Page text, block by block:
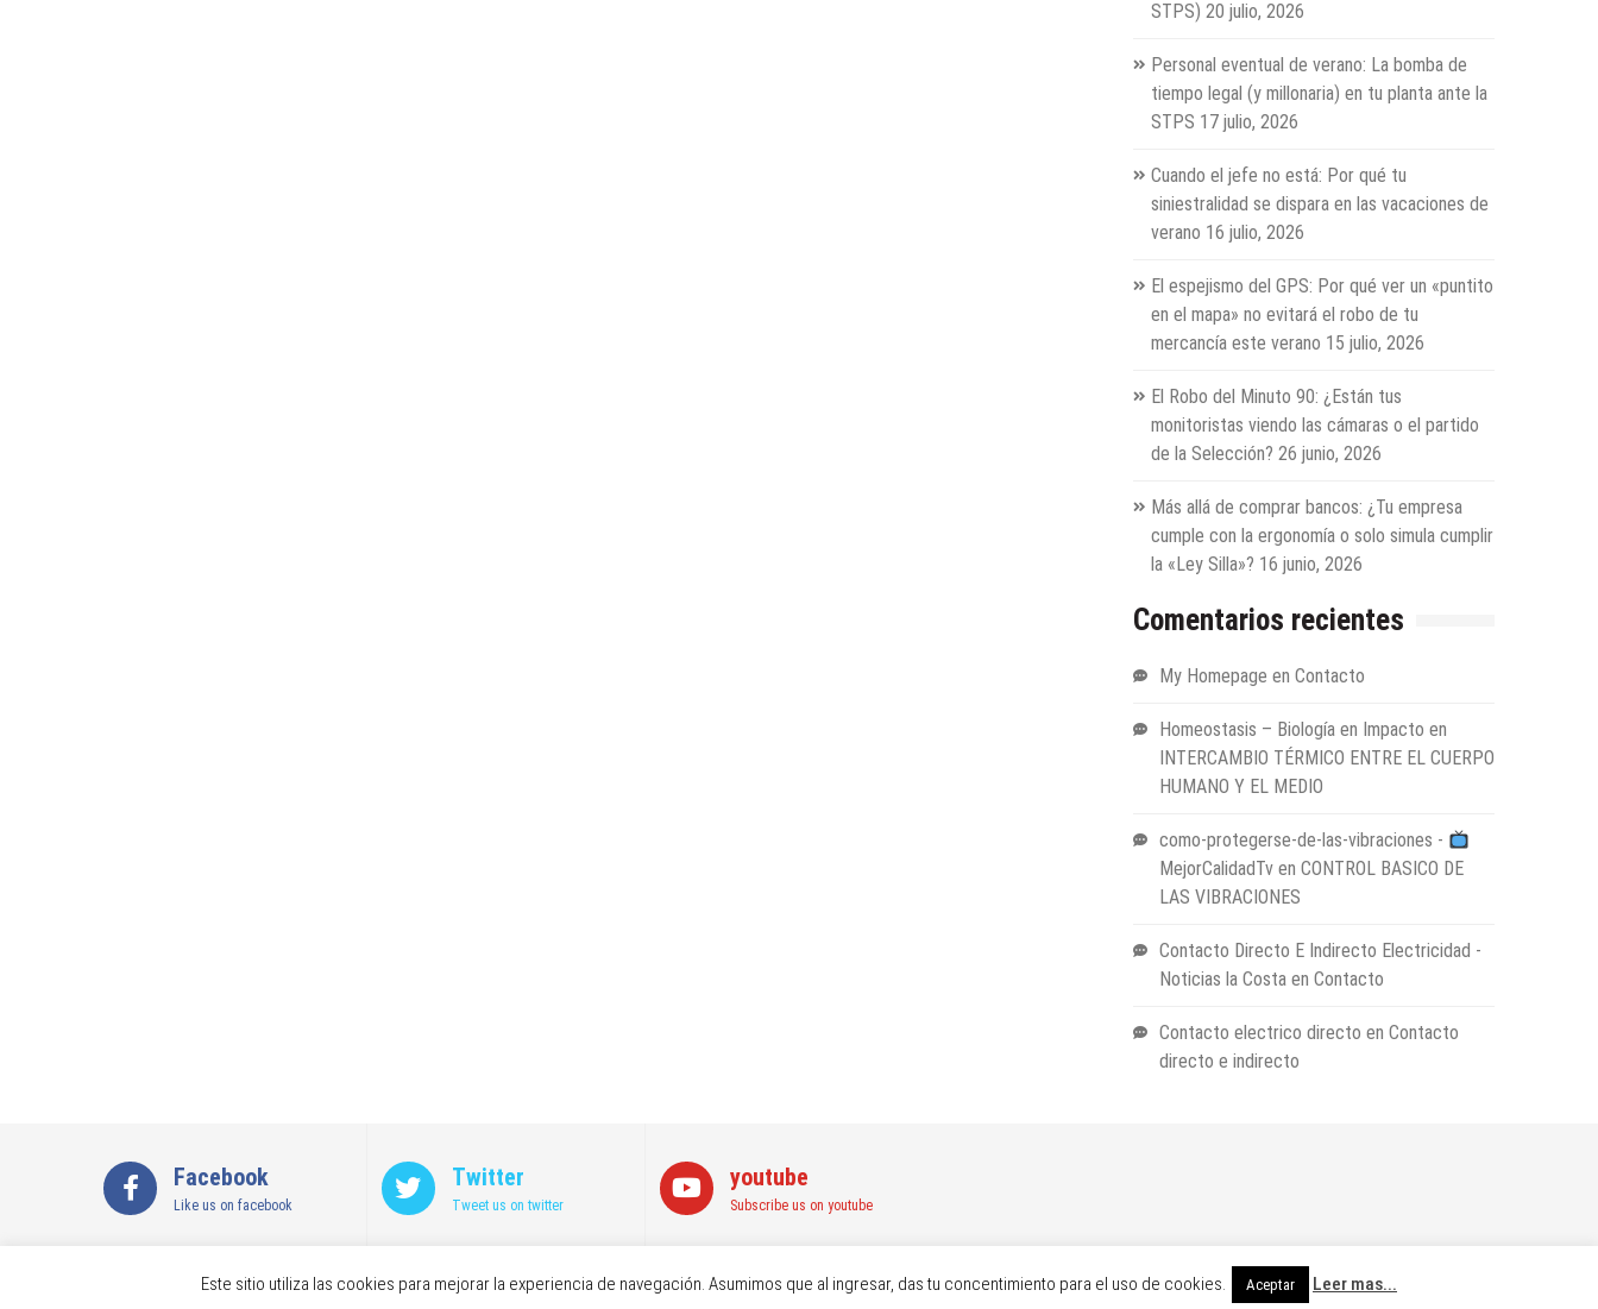
STPS) 20 julio, 2026
Personal eventual de verano: La bomba de
tiempo legal (y millonaria) en tu planta ante la
STPS 17 julio, 2026
Cuando el jefe no está: Por qué tu
siniestralidad se dispara en las vacaciones de
verano 16 julio, 2026
El espejismo del GPS: Por qué ver un «puntito
en el mapa» no evitará el robo de tu
mercancía este verano 15 julio, 2026
El Robo del Minuto 90: ¿Están tus
monitoristas viendo las cámaras o el partido
de la Selección? 26 junio, 2026
Más allá de comprar bancos: ¿Tu empresa
cumple con la ergonomía o solo simula cumplir
la «Ley Silla»? 16 junio, 2026
Comentarios recientes
My Homepage en Contacto
Homeostasis – Biología en Impacto en
INTERCAMBIO TÉRMICO ENTRE EL CUERPO
HUMANO Y EL MEDIO
como-protegerse-de-las-vibraciones -
MejorCalidadTven CONTROL BASICO DE
LAS VIBRACIONES
Contacto Directo E Indirecto Electricidad -
Noticias la Costaen Contacto
Contacto electrico directo en Contacto
directo e indirecto
Facebook
Like us on facebook
Twitter
Tweet us on twitter
youtube
Subscribe us on youtube
Copyright © 2026 SatirNet Safety - Powered ByWordPress Designed & Developed by
Este sitio utiliza las cookies para mejorar la experiencia de navegación. Asumimos que al ingresar, das tu concentimiento para el uso de cookies. Aceptar Leer mas...